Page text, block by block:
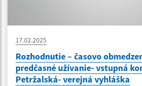
17.02.2025
Rozhodnutie – časovo
predčasné užívanie- vstupná
Petržalská- verejná vyhláška